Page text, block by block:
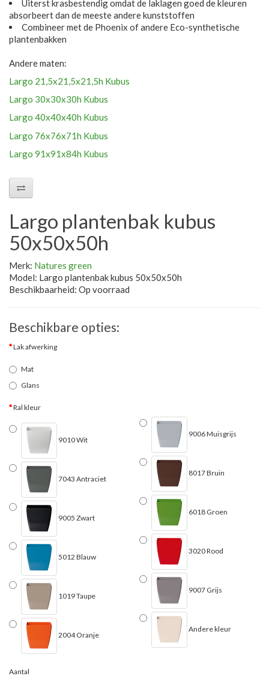
Uiterst krasbestendig omdat de laklagen goed de kleuren
absorbeert dan de meeste andere kunststoffen
Combineer met de Phoenix of andere Eco-synthetische
plantenbakken
Andere maten:
Largo 21,5x21,5x21,5h Kubus
Largo 30x30x30h Kubus
Largo 40x40x40h Kubus
Largo 76x76x71h Kubus
Largo 91x91x84h Kubus
Largo plantenbak kubus
50x50x50h
Merk: Natures green
Model: Largo plantenbak kubus 50x50x50h
Beschikbaarheid: Op voorraad
Beschikbare opties:
Lak afwerking
Mat
Glans
Ral kleur
9010 Wit
7043 Antraciet
9005 Zwart
5012 Blauw
1019 Taupe
2004 Oranje
9006 Muisgrijs
8017 Bruin
6018 Groen
3020 Rood
9007 Grijs
Andere kleur
Aantal